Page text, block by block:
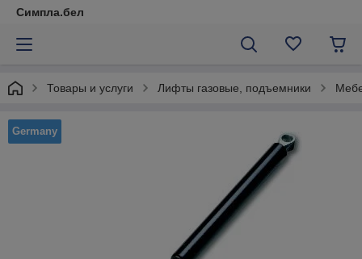
Симпла.бел
Товары и услуги Лифты газовые, подъемники
Germany